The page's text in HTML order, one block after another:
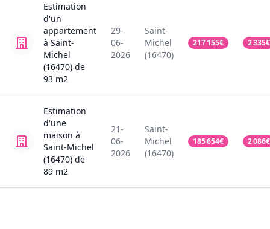
Estimation
d'un
appartement
à Saint-
Michel
(16470) de
93 m2
29-
06-
2026
Saint-
Michel
(16470)
217 155€ 2 335€
Estimation
d'une
maison à
Saint-Michel
(16470) de
89 m2
21-
06-
2026
Saint-
Michel
(16470)
185 654€ 2 086€